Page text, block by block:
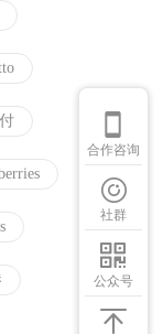
合作咨询
社群
公众号